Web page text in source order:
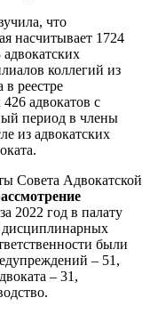
что
насчитывает 1724
коллегий из
в реестре
адвокатов с
период в члены
из адвокатских
Совета Адвокатской
2022 год в палату
дисциплинарных
были
– 51,
– 31,